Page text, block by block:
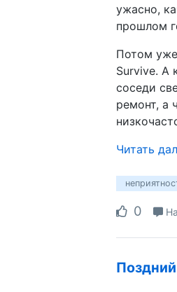
ужасно,
прошлом
Потом уже
Survive. А
соседи
ремонт, а
Читать
0